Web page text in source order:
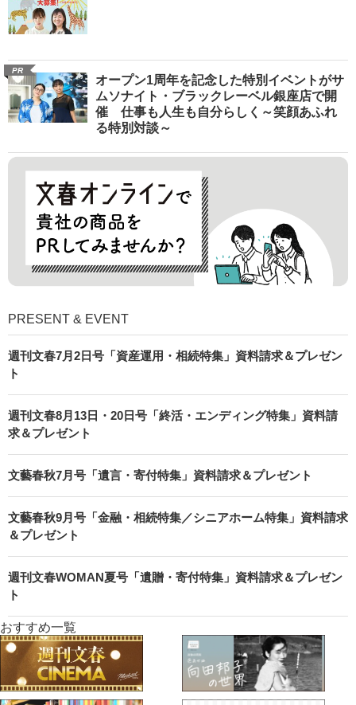
PR
オープン1周年を記念した特別イベントがサ
ムソナイト・ブラックレーベル銀座店で開
催 仕事も人生も自分らしく～笑顔あふれ
る特別対談～
PRESENT & EVENT
週刊文春7月2日号「資産運用・相続特集」資料請求＆プレゼン
ト
週刊文春8月13日・20日号「終活・エンディング特集」資料請
求＆プレゼント
文藝春秋7月号「遺言・寄付特集」資料請求＆プレゼント
文藝春秋9月号「金融・相続特集／シニアホーム特集」資料請求
＆プレゼント
週刊文春WOMAN夏号「遺贈・寄付特集」資料請求＆プレゼン
ト
おすすめ一覧